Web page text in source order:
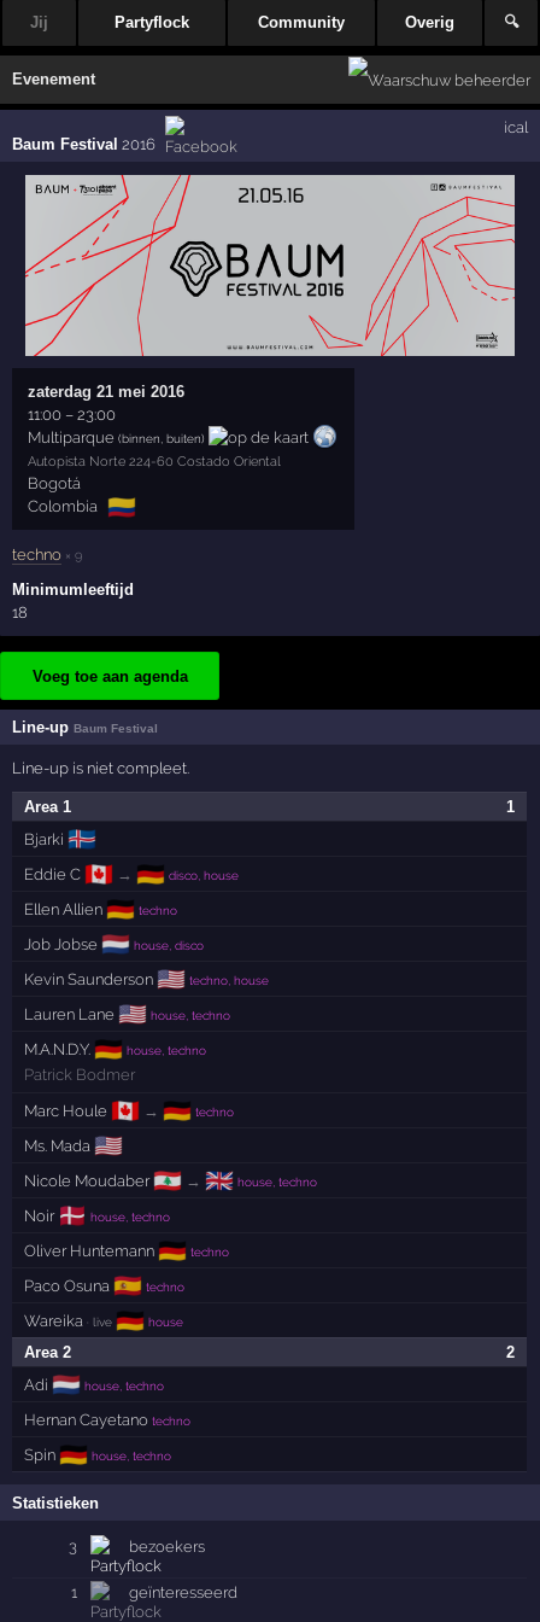
Jij Partyflock Community Overig 🔍
Evenement
Baum Festival 2016
ical
zaterdag 21 mei 2016
11:00 –23:00
Multiparque (binnen, buiten)
Autopista Norte 224-60 Costado Oriental
Bogotá
Colombia 🇨🇴
techno × 9
Minimumleeftijd
18
Voeg toe aan agenda
Line-upBaum Festival
Line-up is niet compleet.
1
Area 1
Bjarki 🇮🇸
Eddie C 🇨🇦 → 🇩🇪 disco, house
Ellen Allien 🇩🇪 techno
Job Jobse 🇳🇱 house, disco
Kevin Saunderson 🇺🇸 techno, house
Lauren Lane 🇺🇸 house, techno
M.A.N.D.Y. 🇩🇪 house, techno
Patrick Bodmer
Marc Houle 🇨🇦 → 🇩🇪 techno
Ms. Mada 🇺🇸
Nicole Moudaber 🇱🇧 → 🇬🇧 house, techno
Noir 🇩🇰 house, techno
Oliver Huntemann 🇩🇪 techno
Paco Osuna 🇪🇸 techno
Wareika · live 🇩🇪 house
2
Area 2
Adi 🇳🇱 house, techno
Hernan Cayetano techno
Spin 🇩🇪 house, techno
Statistieken
3 bezoekers
1 geïnteresseerd